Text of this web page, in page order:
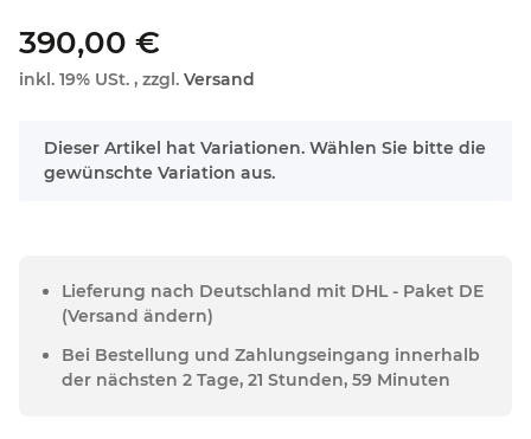
390,00 €
inkl. 19% USt. , zzgl. Versand
x
Dieser Artikel hat Variationen. Wählen Sie bitte die
gewünschte Variation aus.
Lieferung nach Deutschland mit DHL - Paket DE
(Versand ändern)
Bei Bestellung und Zahlungseingang innerhalb
der nächsten 2 Tage, 21 Stunden, 59 Minuten